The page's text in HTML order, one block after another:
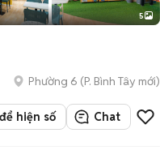
5
Phường 6 (P. Bình Tây mới)
hiện số Chat